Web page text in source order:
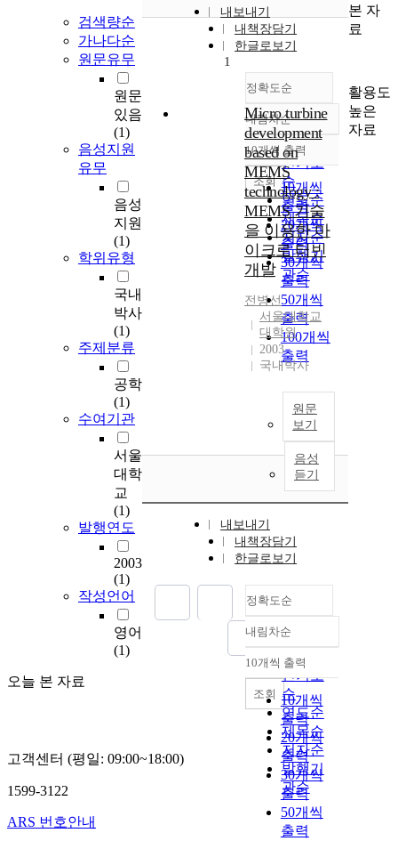
검색량순
가나다순
원문유무
원문
있음
(1)
음성지원
유무
음성
지원
(1)
학위유형
국내
박사
(1)
주제분류
공학
(1)
수여기관
서울
대학
교
(1)
발행연도
2003
(1)
작성언어
영어
(1)
오늘 본 자료
내보내기
내책장담기
한글로보기
정확도순
정확도
순
인기도
순
연도순
제목순
저자순
발행기
관순
내림차순
내림차순
10개씩 출력
10개씩
출력
20개씩
출력
30개씩
출력
50개씩
출력
100개씩
출력
조회
1
Micro turbine
development
based on
MEMS
technology :
MEMS 기술
을 이용한 마
이크로 터빈
개발
전병선
서울대학교
대학원
2003
국내박사
원문
보기
음성
듣기
내보내기
내책장담기
한글로보기
정확도순
정확도
순
인기도
순
연도순
제목순
저자순
발행기
관순
내림차순
내림차순
10개씩 출력
10개씩
출력
20개씩
출력
30개씩
출력
50개씩
출력
조회
본 자
료
활용도
높은
자료
고객센터 (평일: 09:00~18:00)
1599-3122
ARS 번호안내